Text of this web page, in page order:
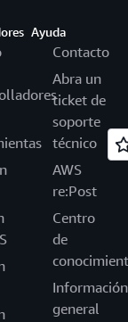
Ayuda
Contacto
Abra un
ticket de
soporte
técnico
AWS
re:Post
Centro
de
Información
general